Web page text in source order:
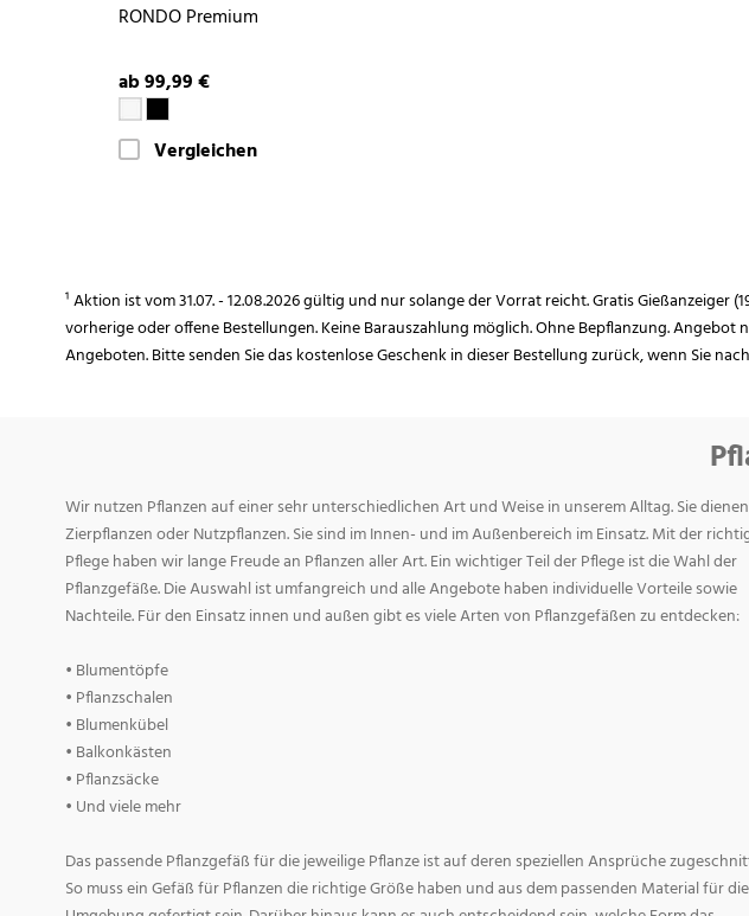
RONDO Premium
ab 99,99 €
Vergleichen
¹ Aktion ist vom 31.07. - 12.08.2026 gültig und nur solange der Vorrat reicht. Gratis
vorherige oder offene Bestellungen. Keine Barauszahlung möglich. Ohne Bepflanzung.
Angeboten. Bitte senden Sie das kostenlose Geschenk in dieser Bestellung zurück, wenn Sie
Wir nutzen Pflanzen auf einer sehr unterschiedlichen Art und Weise in unserem Alltag. Sie
Zierpflanzen oder Nutzpflanzen. Sie sind im Innen- und im Außenbereich im Einsatz. Mit der
Pflege haben wir lange Freude an Pflanzen aller Art. Ein wichtiger Teil der Pflege ist die Wahl der
Pflanzgefäße. Die Auswahl ist umfangreich und alle Angebote haben individuelle Vorteile sowie
Nachteile. Für den Einsatz innen und außen gibt es viele Arten von Pflanzgefäßen zu entdecken:
• Blumentöpfe
• Pflanzschalen
• Blumenkübel
• Balkonkästen
• Pflanzsäcke
• Und viele mehr
Das passende Pflanzgefäß für die jeweilige Pflanze ist auf deren speziellen Ansprüche
So muss ein Gefäß für Pflanzen die richtige Größe haben und aus dem passenden Material für die